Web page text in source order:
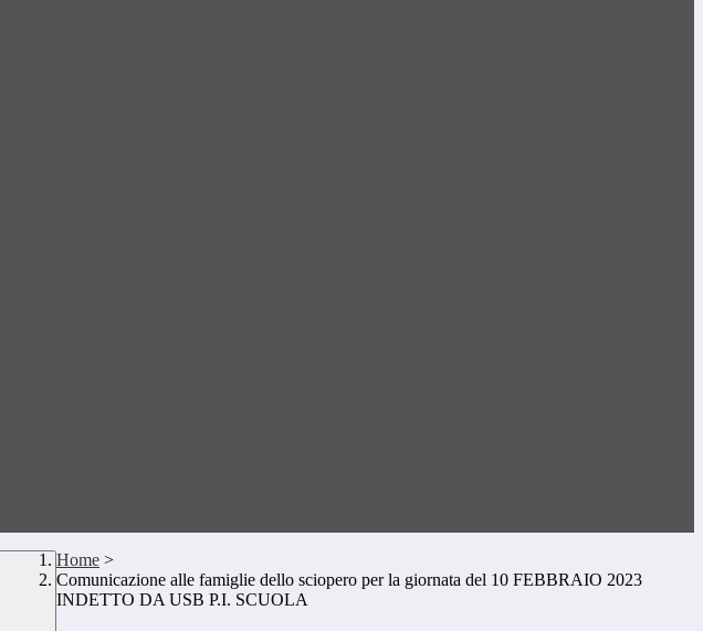
Home >
Comunicazione alle famiglie dello sciopero per la giornata del 10 FEBBRAIO 2023
INDETTO DA USB P.I. SCUOLA